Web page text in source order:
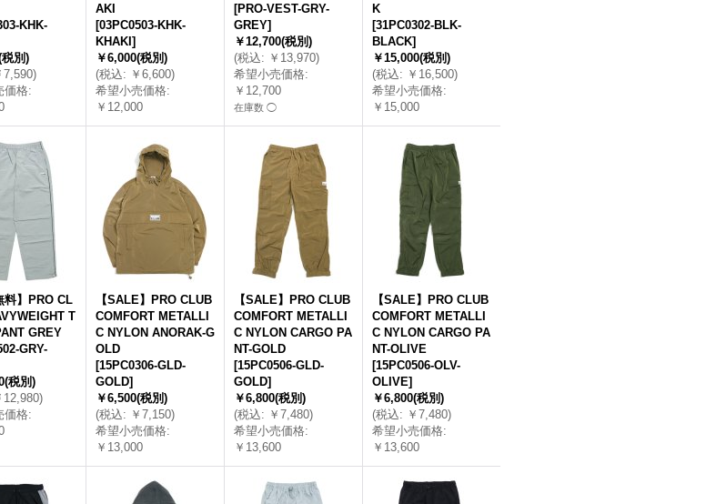
KHK-
別)
7,590)
価格:
AKI
[03PC0503-KHK-
KHAKI ]
￥6,000(税別)
(税込: ￥6,600)
希望小売価格:
￥12,000
[PRO-VEST-GRY-
GREY]
￥12,700(税別)
(税込: ￥13,970)
希望小売価格:
￥12,700
在庫数 ◯
K
[31PC0302-BLK-
BLACK]
￥15,000(税別)
(税込: ￥16,500)
希望小売価格:
￥15,000
料】PRO CL
T
GREY
GRY-
(税別)
12,980)
価格:
【SALE】PRO CLUB
COMFORT METALLI
C NYLON ANORAK-G
OLD
[15PC0306-GLD-
GOLD]
￥6,500(税別)
(税込: ￥7,150)
希望小売価格:
￥13,000
【SALE】PRO CLUB
COMFORT METALLI
C NYLON CARGO PA
NT-GOLD
[15PC0506-GLD-
GOLD]
￥6,800(税別)
(税込: ￥7,480)
希望小売価格:
￥13,600
【SALE】PRO CLUB
COMFORT METALLI
C NYLON CARGO PA
NT-OLIVE
[15PC0506-OLV-
OLIVE]
￥6,800(税別)
(税込: ￥7,480)
希望小売価格:
￥13,600